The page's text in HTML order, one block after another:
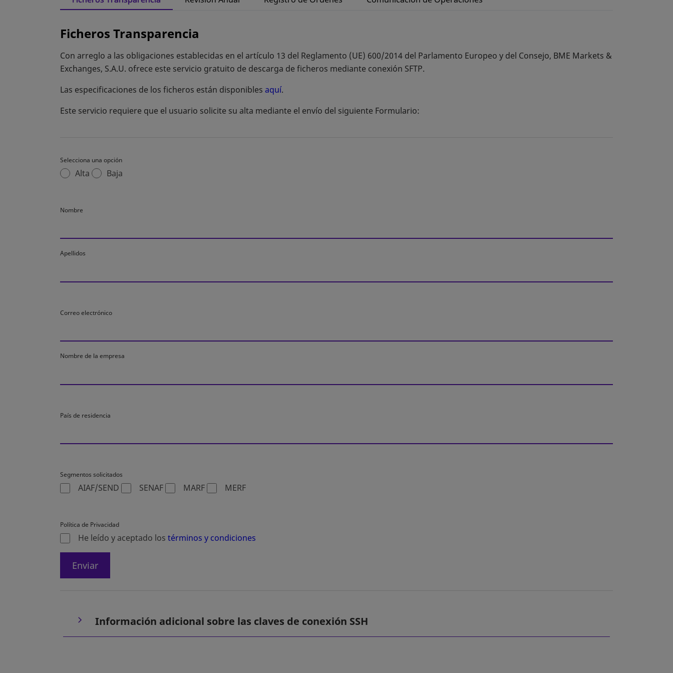
Ficheros Transparencia
Con arreglo a las obligaciones establecidas en el artículo 13 del Reglamento (UE) 600/2014 del Parlamento Europeo y del Consejo, BME Markets &
Exchanges, S.A.U. ofrece este servicio gratuito de descarga de ficheros mediante conexión SFTP.
Las especificaciones de los ficheros están disponibles aquíse abre en una pestaña nueva
.
Este servicio requiere que el usuario solicite su alta mediante el envío del siguiente Formulario:
Selecciona una opción
Alta Baja
Nombre
Apellidos
Correo electrónico
Nombre de la empresa
País de residencia
Segmentos solicitados
AIAF/SEND SENAF MARF MERF
Política de Privacidad
He leído y aceptado los términos y condiciones
Enviar
Información adicional sobre las claves de conexión SSH